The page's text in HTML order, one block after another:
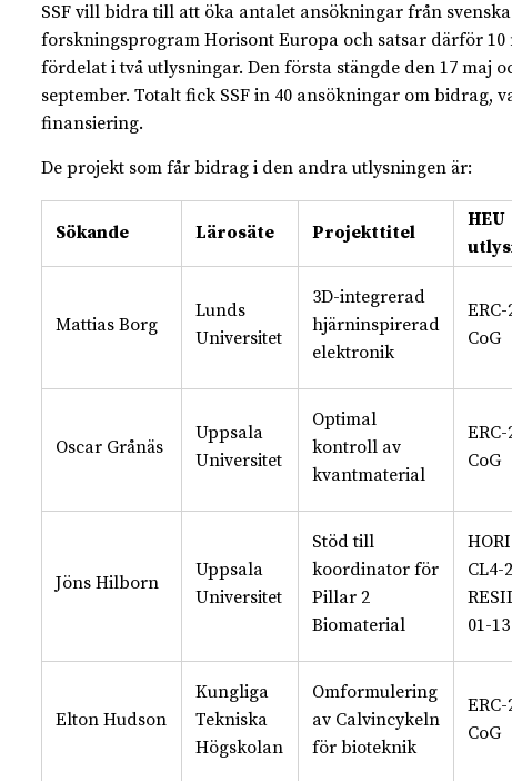
SSF vill bidra till att öka antalet ansökningar från
forskningsprogram Horisont Europa och satsar därför
fördelat i två utlysningar. Den första stängde den 17 maj
september. Totalt fick SSF in 40 ansökningar om bidrag,
finansiering.
De projekt som får bidrag i den andra utlysningen är:
Sökande Lärosäte Projekttitel
HEU
Mattias Borg
Lunds
Universitet
3D-integrerad
hjärninspirerad
elektronik
ERC-
CoG
Oscar Grånäs
Uppsala
Universitet
Optimal
kontroll av
kvantmaterial
ERC-
CoG
Jöns Hilborn
Uppsala
Universitet
Stöd till
koordinator för
Pillar 2
Biomaterial
CL4-
01-13
Elton Hudson
Kungliga
Tekniska
Högskolan
Omformulering
av Calvincykeln
för bioteknik
ERC-
CoG